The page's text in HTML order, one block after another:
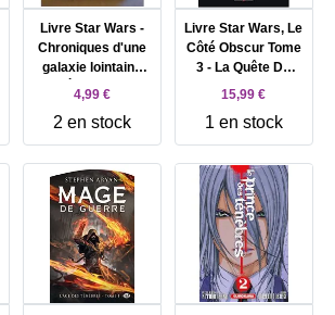
Livre Star Wars -
Chroniques d'une
galaxie lointaine
T05 - À l'attaque de
4,99 €
2 en stock
Livre Star Wars, Le
Côté Obscur Tome
3 - La Quête De
Vador
15,99 €
1 en stock